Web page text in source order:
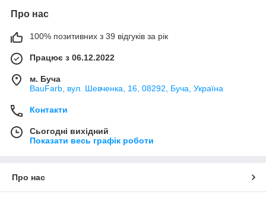
Про нас
100% позитивних з 39 відгуків за рік
Працює з 06.12.2022
м. Буча
BauFarb, вул. Шевченка, 16, 08292, Буча, Україна
Контакти
Сьогодні вихідний
Показати весь графік роботи
Про нас